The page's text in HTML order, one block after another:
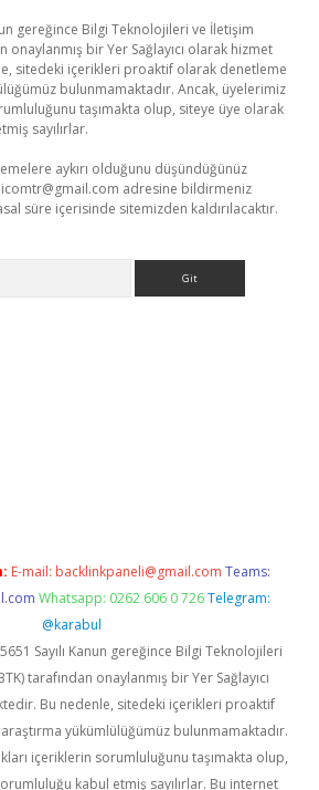
gereğince Bilgi Teknolojileri ve İletişim
onaylanmış bir Yer Sağlayıcı olarak hizmet
sitedeki içerikleri proaktif olarak denetleme
bulunmamaktadır. Ancak, üyelerimiz
taşımakta olup, siteye üye olarak
sayılırlar.
aykırı olduğunu düşündüğünüz
adresine bildirmeniz
süre içerisinde sitemizden kaldırılacaktır.
E-mail: backlinkpaneli@gmail.com Teams:
Whatsapp: 0262 606 0 726 Telegram:
@karabul
Sayılı Kanun gereğince Bilgi Teknolojileri
tarafından onaylanmış bir Yer Sağlayıcı
Bu nedenle, sitedeki içerikleri proaktif
yükümlülüğümüz bulunmamaktadır.
içeriklerin sorumluluğunu taşımakta olup,
kabul etmiş sayılırlar. Bu internet